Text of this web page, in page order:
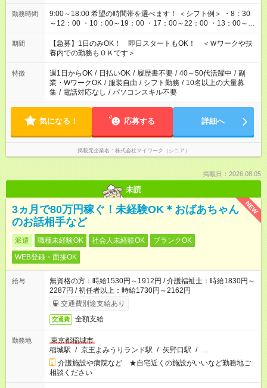
勤務時間
9:00～18:00 希望の時間帯を選べます！ ＜シフト例＞ ・8：30
～12：00 ・10：00～19：00 ・17：00～22：00 ・13：00～
22：00 ・22：00～翌6：00 など
期間
【急募】1日のみOK！ 即日スタートもOK！ ＜Ｗワークや扶
養内での勤務もＯＫです＞
特徴 週1日からOK / 日払いOK / 履歴書不要 / 40～50代活躍中 / 副
業・WワークOK / 服装自由 / シフト勤務 / 10名以上の大量募
集 / 電話対応なし / パソコンスキル不要
気になる！ 応募する 詳細へ
掲載元企業名 株式会社マイワーク（シニア）
掲載日：2026.08.05
未読
NEW
3ヵ月で80万円稼ぐ！未経験OK＊おばあちゃん
のお話相手など
派遣 職種未経験OK 社会人未経験OK
ブランクOK
WEB登録・面接OK
給与
無資格の方：時給1530円～1912円 / 介護福祉士：時給1830円～
2287円 / 初任者以上：時給1730円～2162円
交通費別途支給あり
交通費 全額支給
勤務地
東京都稲城市
稲城駅 / 京王よみうりランド駅 / 矢野口駅 / …
介護施設や病院など ★自宅近くの施設がいいなど勤務地ご
相談ください